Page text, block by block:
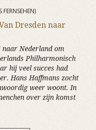
Dresden naar
Nederland om
Philharmonisch
hij veel succes had
Hans Haffmans zocht
weer woont. In
over zijn komst